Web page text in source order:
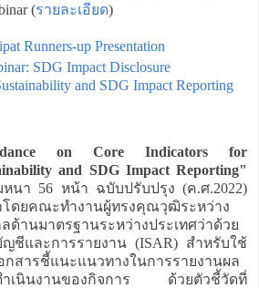
(รายละเอียด)
Runners-up Presentation
SDG Impact Disclosure
and SDG Impact Reporting
on Core Indicators for
and SDG Impact Reporting"
หนา 56 หน้า ฉบับปรับปรุง (ค.ศ.2022)
โดยคณะทำงานผู้ทรงคุณวุฒิระหว่าง
ด้านมาตรฐานระหว่างประเทศว่าด้วย
ญชีและการรายงาน (ISAR) สำหรับใช้
กสารชี้แนะแนวทางในการรายงานผล
ำเนินงานของกิจการ ด้วยตัวชี้วัดที่